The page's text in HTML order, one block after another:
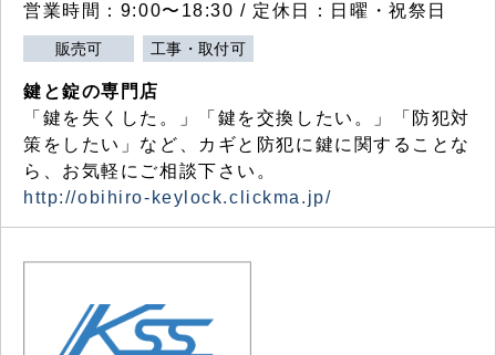
営業時間：9:00〜18:30 / 定休日：日曜・祝祭日
販売可 工事・取付可
鍵と錠の専門店
「鍵を失くした。」「鍵を交換したい。」「防犯対
策をしたい」など、カギと防犯に鍵に関することな
ら、お気軽にご相談下さい。
http://obihiro-keylock.clickma.jp/